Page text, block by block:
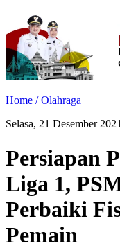
Home /Olahraga
Selasa, 21 Desember
Persiapan
Liga 1,
Perbaiki
Pemain